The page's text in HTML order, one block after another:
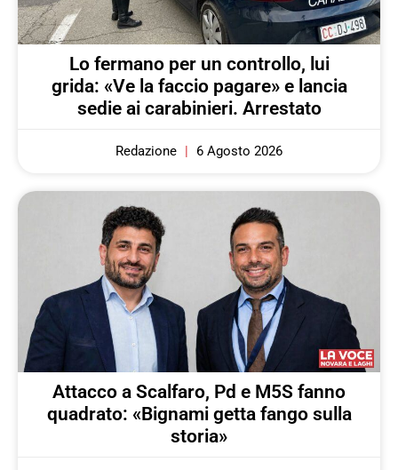
Lo fermano per un controllo, lui
grida: «Ve la faccio pagare» e lancia
sedie ai carabinieri. Arrestato
Redazione 6 Agosto 2026
Attacco a Scalfaro, Pd e M5S fanno
quadrato: «Bignami getta fango sulla
storia»